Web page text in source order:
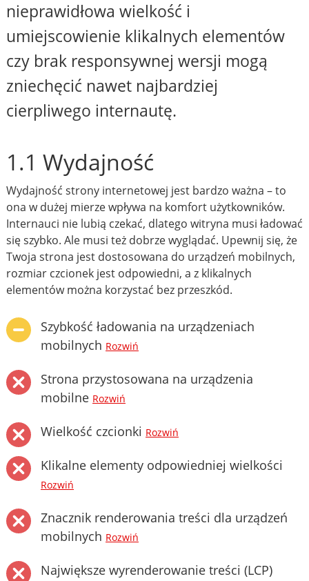
nieprawidłowa wielkość i
umiejscowienie klikalnych elementów
czy brak responsywnej wersji mogą
zniechęcić nawet najbardziej
cierpliwego internautę.
1.1 Wydajność
Wydajność strony internetowej jest bardzo ważna – to
ona w dużej mierze wpływa na komfort użytkowników.
Internauci nie lubią czekać, dlatego witryna musi ładować
się szybko. Ale musi też dobrze wyglądać. Upewnij się, że
Twoja strona jest dostosowana do urządzeń mobilnych,
rozmiar czcionek jest odpowiedni, a z klikalnych
elementów można korzystać bez przeszkód.
Szybkość ładowania na urządzeniach
mobilnych Rozwiń
Strona przystosowana na urządzenia
mobilne Rozwiń
Wielkość czcionki Rozwiń
Klikalne elementy odpowiedniej wielkości
Rozwiń
Znacznik renderowania treści dla urządzeń
mobilnych Rozwiń
Największe wyrenderowanie treści (LCP)